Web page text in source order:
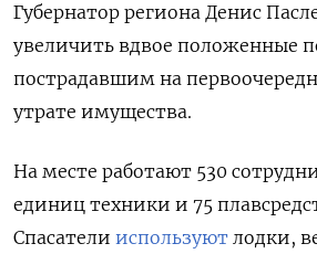
Губернатор региона Денис
увеличить вдвое положенные
пострадавшим на
утрате имущества.
На месте работают 530
единиц техники и 75
Спасатели используют лодки,